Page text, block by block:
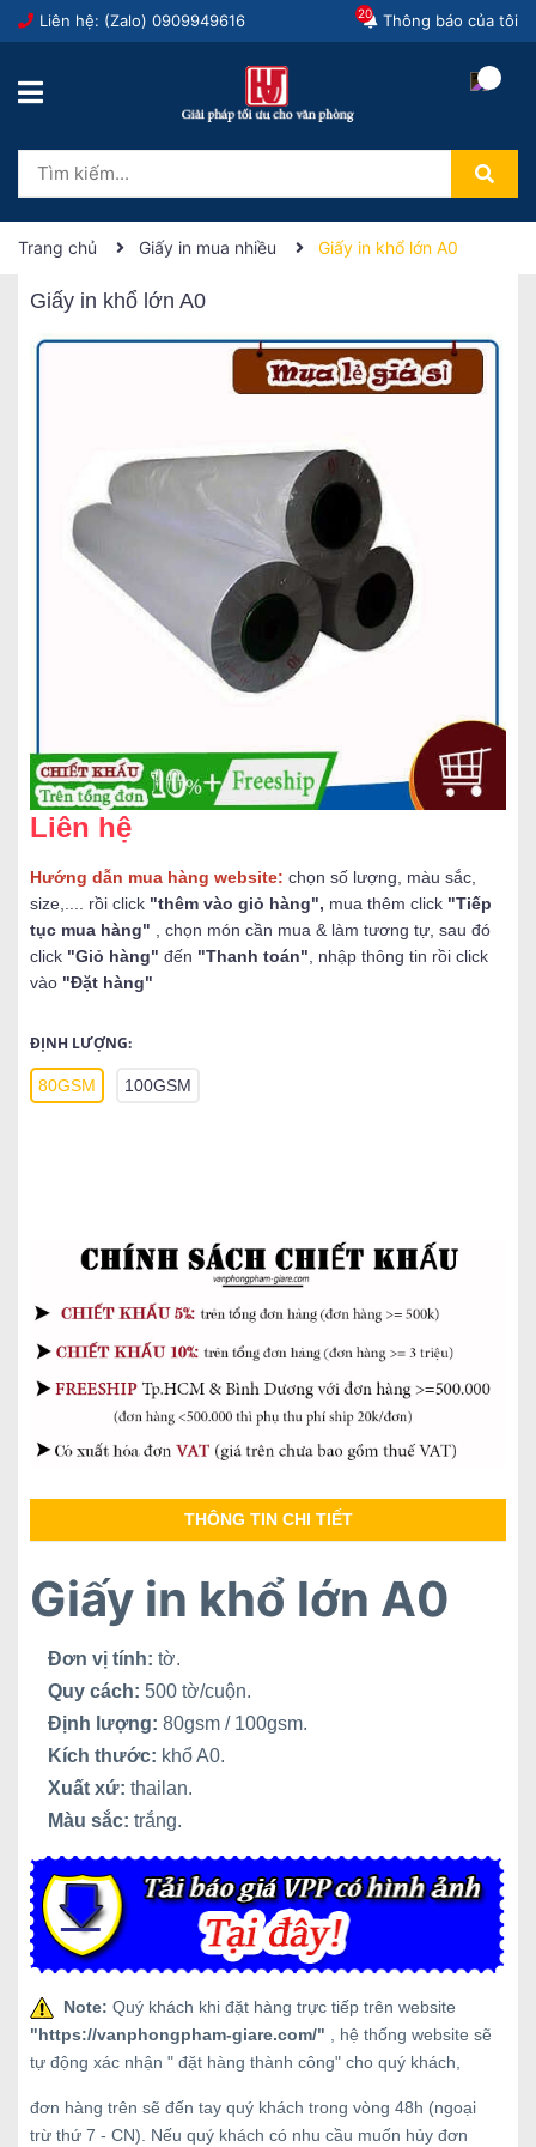
Liên hệ: (Zalo) 0909949616 Thông báo của tôi
20
Trang chủ Giấy in mua nhiều Giấy in khổ lớn A0
Giấy in khổ lớn A0
Liên hệ
Hướng dẫn mua hàng website: chọn số lượng, màu sắc,
size,.... rồi click "thêm vào giỏ hàng", mua thêm click "Tiếp
tục mua hàng" , chọn món cần mua & làm tương tự, sau đó
click "Giỏ hàng" đến "Thanh toán" , nhập thông tin rồi click
vào "Đặt hàng"
ĐỊNH LƯỢNG:
80GSM 100GSM
THÔNG TIN CHI TIẾT
Giấy in khổ lớn A0
Đơn vị tính: tờ.
Quy cách: 500 tờ/cuộn.
Định lượng: 80gsm / 100gsm.
Kích thước: khổ A0.
Xuất xứ: thailan.
Màu sắc: trắng.
Note: Quý khách khi đặt hàng trực tiếp trên website
"https://vanphongpham-giare.com/"
, hệ thống website sẽ
tự động xác nhận " đặt hàng thành công" cho quý khách,
đơn hàng trên sẽ đến tay quý khách trong vòng 48h (ngoại
trừ thứ 7 - CN). Nếu quý khách có nhu cầu muốn hủy đơn